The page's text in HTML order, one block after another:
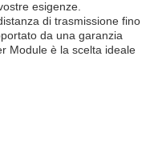
esigenze.
di trasmissione fino
da una garanzia
Module è la scelta ideale